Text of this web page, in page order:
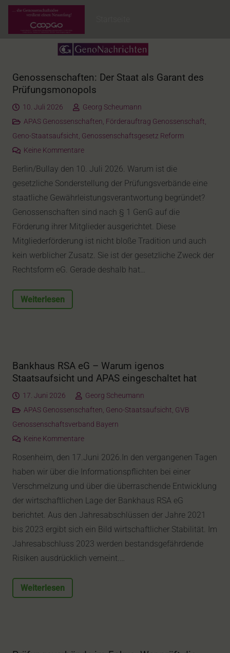
Genossenschaften: Der Staat als Garant des
Prüfungsmonopols
10. Juli 2026
Georg Scheumann
APAS Genossenschaften, Förderauftrag Genossenschaft,
Geno-Staatsaufsicht, Genossenschaftsgesetz Reform
Keine Kommentare
Berlin/Bullay den 10. Juli 2026. Warum ist die
gesetzliche Sonderstellung der Prüfungsverbände eine
staatliche Gewährleistungsverantwortung begründet?
Genossenschaften sind nach § 1 GenG auf die
Förderung ihrer Mitglieder ausgerichtet. Diese
Mitgliederförderung ist nicht bloße Tradition und auch
kein werblicher Zusatz. Sie ist der gesetzliche Zweck der
Rechtsform eG. Gerade deshalb hat…
Weiterlesen
Bankhaus RSA eG – Warum igenos
Staatsaufsicht und APAS eingeschaltet hat
17. Juni 2026
Georg Scheumann
APAS Genossenschaften, Geno-Staatsaufsicht, GVB
Genossenschaftsverband Bayern
Keine Kommentare
Rosenheim, den 17.Juni 2026.In den vergangenen Tagen
haben wir über die Informationspflichten bei einer
Verschmelzung und über die überraschende Entwicklung
der wirtschaftlichen Lage der Bankhaus RSA eG
berichtet. Aus den Jahresabschlüssen der Jahre 2021
bis 2023 ergibt sich ein Bild wirtschaftlicher Stabilität. Im
Jahresabschluss 2023 werden bestandsgefährdende
Risiken ausdrücklich verneint.…
Weiterlesen